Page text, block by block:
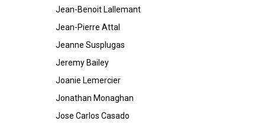
Jean-Benoit Lallemant
Jean-Pierre Attal
Jeanne Susplugas
Jeremy Bailey
Joanie Lemercier
Jonathan Monaghan
Jose Carlos Casado